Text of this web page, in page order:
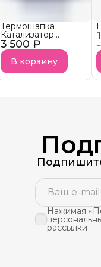
3 500 ₽
Термошапка
Катализатор
Prodiva
В корзину
−
Нажимая
рассылки